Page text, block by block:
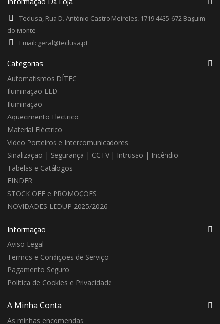
Teclusa, Rua D. António Castro Meireles, 1719 4435-672 Baguim
do Monte
Email: geral@teclusa.pt
Categorias
Automatismos DÍTEC
Iluminação LED
Iluminação
Aquecimento Electrico
Material Eléctrico
Video Porteiros e Intercomunicadores
Sinalização | Segurança | CCTV | Intrusão | Incêndio
Tabelas e Catálogos
FINDER
STOCK OFF e PROMOÇOES
NOVIDADES LEDUP 2025/2026
Informação
Aviso Legal
Termos e Condições de Serviço
Pagamento Seguro
Política de Cookies e Privacidade
A Minha Conta
As minhas encomendas